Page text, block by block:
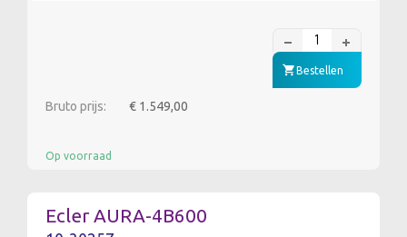
Bestellen
Bruto prijs: € 1.549,00
Op voorraad
Ecler AURA-4B600